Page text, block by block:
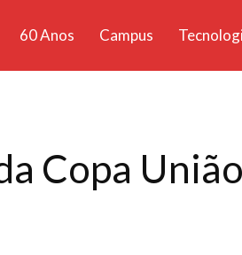
60 Anos Campus
Copa